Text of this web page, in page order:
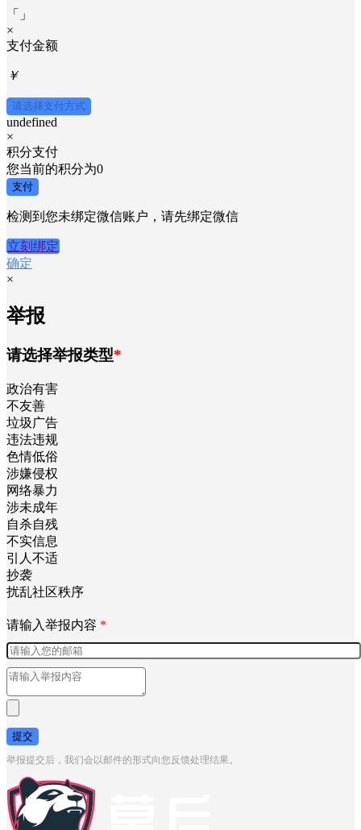
「
×
「」
×
支付金额
￥
请选择支付方式
×
积分支付
您当前的积分为
支付
立刻绑定
确定
×
举报
请选择举报类型
政治有害
不友善
垃圾广告
违法违规
色情低俗
涉嫌侵权
网络暴力
涉未成年
不实信息
引人不适
抄袭
扰乱社区秩序
提交